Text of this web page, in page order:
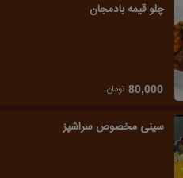
چلو قیمه بادمجان
80,000 تومان
سینی مخصوص سراشپز